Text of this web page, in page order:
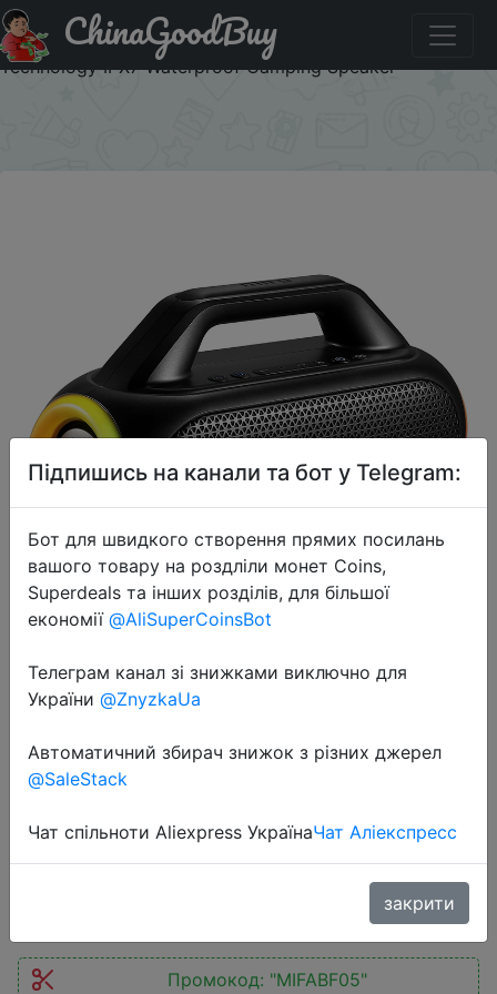
Код на знижку MIFABF05 mifa WildBox Bluetooth Speaker
60W Bluetooth 5.3 Wireless Speakers Loud with BassUp
Technology IPX7 Waterproof Camping Speaker
ChinaGoodBuy
mifa WildBox Bluetooth Speaker
60W Bluetooth 5.3 Wireless
Speakers Loud with BassUp
Technology IPX7 Waterproof
Промокод: "MIFABF05"
Підпишись на канали та бот у Telegram:
Бот для швидкого створення прямих посилань
вашого товару на роздліли монет Coins,
Superdeals та інших розділів, для більшої
економії @AliSuperCoinsBot
Телеграм канал зі знижками виключно для
України @ZnyzkaUa
Автоматичний збирач знижок з різних джерел
@SaleStack
Чат спільноти Aliexpress УкраїнаЧат Аліекспресс
закрити